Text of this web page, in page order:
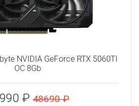
NVIDIA GeForce RTX 5060TI
OC 8Gb
₽ 48690 ₽